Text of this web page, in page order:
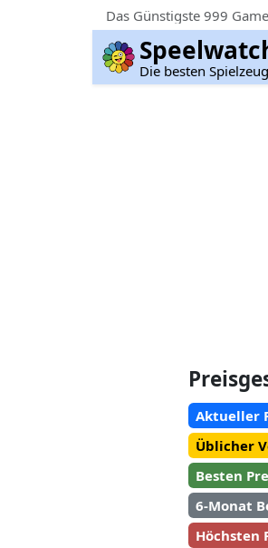
Das Günstigste 999
Die besten
Aktueller
Üblicher
Besten
6-Monat
Höchsten